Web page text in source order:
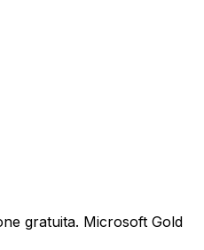
gratuita. Microsoft Gold